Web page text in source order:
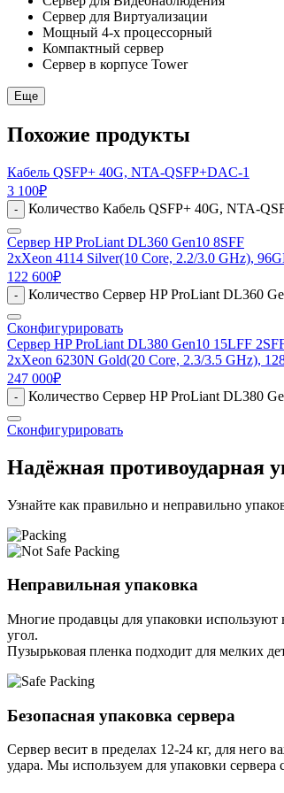
Сервер для Виртуализации
Мощный 4-х процессорный
Компактный сервер
Сервер в корпусе Tower
Еще
Похожие продукты
Кабель QSFP+ 40G, NTA-QSFP+DAC-1
3 100₽
- Количество Кабель QSFP+ 40G, NTA-
Сервер HP ProLiant DL360 Gen10 8SFF
2xXeon 4114 Silver(10 Core, 2.2/3.0 GHz),
122 600₽
- Количество Сервер HP ProLiant DL360
Сконфигурировать
Сервер HP ProLiant DL380 Gen10 15LFF
2xXeon 6230N Gold(20 Core, 2.3/3.5 GHz),
247 000₽
- Количество Сервер HP ProLiant DL380
Сконфигурировать
Надёжная противоударная
Узнайте как правильно и неправильно
Неправильная упаковка
Многие продавцы для упаковки используют
угол.
Пузырьковая пленка подходит для мелких
Безопасная упаковка сервера
Сервер весит в пределах 12-24 кг, для него
удара. Мы используем для упаковки сервера